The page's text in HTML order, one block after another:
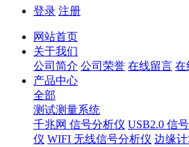
登录 注册
网站首页
关于我们
公司简介 公司荣誉 在线留言 在
产品中心
全部
测试测量系统
千兆网 信号分析仪 USB2.0 信
仪 WIFI 无线信号分析仪 边缘